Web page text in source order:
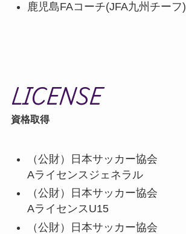
鹿児島FAコーチ(JFA九州チーフ)
LICENSE
資格取得
（公財）日本サッカー協会
Aライセンスジェネラル
（公財）日本サッカー協会
AライセンスU15
（公財）日本サッカー協会